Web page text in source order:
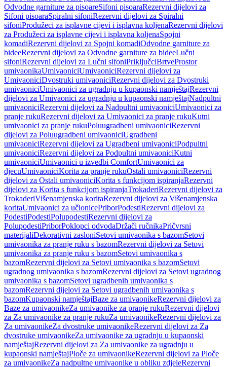
Odvodne garniture za pisoareSifoni pisoaraRezervni dijelovi za
Sifoni pisoaraSpiralni sifoniRezervni dijelovi za Spiralni
sifoniProdužeci za isplavne cijevi i isplavna koljenaRezervni dijelovi
za Produžeci za isplavne cijevi i isplavna koljenaSpojni
komadiRezervni dijelovi za Spojni komadiOdvodne garniture za
bideeRezervni dijelovi za Odvodne garniture za bideeLučni
sifoniRezervni dijelovi za Lučni sifoniPriključciBrtveProstor
umivaonikaUmivaoniciUmivaoniciRezervni dijelovi za
UmivaoniciDvostruki umivaoniciRezervni dijelovi za Dvostruki
umivaoniciUmivaonici za ugradnju u kupaonski namještajRezervni
dijelovi za Umivaonici za ugradnju u kupaonski namještajNadpultni
umivaoniciRezervni dijelovi za Nadpultni umivaoniciUmivaonici za
pranje rukuRezervni dijelovi za Umivaonici za pranje rukuKutni
umivaonici za pranje rukuPoluugradbeni umivaoniciRezervni
dijelovi za Poluugradbeni umivaoniciUgradbeni
umivaoniciRezervni dijelovi za Ugradbeni umivaoniciPodpultni
umivaoniciRezervni dijelovi za Podpultni umivaoniciKutni
umivaoniciUmivaonici u izvedbi ComfortUmivaonici za
djecuUmivaoniciKorita za pranje rukuOstali umivaoniciRezervni
dijelovi za Ostali umivaoniciKorita s funkcijom ispiranjaRezervni
dijelovi za Korita s funkcijom ispiranjaTrokaderiRezervni dijelovi za
TrokaderiVišenamjenska koritaRezervni dijelovi za Višenamjenska
koritaUmivaonici za učionicePriborPodestiRezervni dijelovi za
PodestiPodestiPolupodestiRezervni dijelovi za
PolupodestiPriborPoklopci odvodaDržači ručnikaPričvrsni
materijaliDekorativni zasloniSetovi umivaonika s bazomSetovi
umivaonika za pranje ruku s bazomRezervni dijelovi za Setovi
umivaonika za pranje ruku s bazomSetovi umivaonika s
bazomRezervni dijelovi za Setovi umivaonika s bazomSetovi
ugradnog umivaonika s bazomRezervni dijelovi za Setovi ugradnog
umivaonika s bazomSetovi ugradbenih umivaonika s
bazomRezervni dijelovi za Setovi ugradbenih umivaonika s
bazomKupaonski namještajBaze za umivaonikeRezervni dijelovi za
Baze za umivaonikeZa umivaonike za pranje rukuRezervni dijelovi
za Za umivaonike za pranje rukuZa umivaonikeRezervni dijelovi za
Za umivaonikeZa dvostruke umivaonikeRezervni dijelovi za Za
dvostruke umivaonikeZa umivaonike za ugradnju u kupaonski
namještajRezervni dijelovi za Za umivaonike za ugradnju u
kupaonski namještajPloče za umivaonikeRezervni dijelovi za Ploče
za umivaonikeZa nadpultne umivaonike u obliku zdjeleRezervni